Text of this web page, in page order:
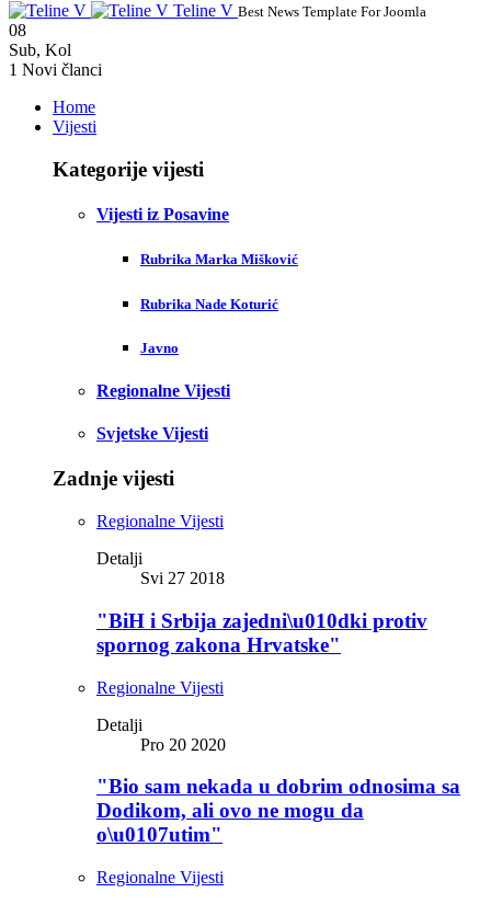
Teline V Best News Template For Joomla
08
Sub, Kol
1 Novi članci
Home
Vijesti
Kategorije vijesti
Vijesti iz Posavine
Rubrika Marka Mišković
Rubrika Nade Koturić
Javno
Regionalne Vijesti
Svjetske Vijesti
Zadnje vijesti
Regionalne Vijesti
Detalji
Svi 27 2018
"BiH i Srbija zajedni\u010dki protiv
spornog zakona Hrvatske"
Regionalne Vijesti
Detalji
Pro 20 2020
"Bio sam nekada u dobrim odnosima sa
Dodikom, ali ovo ne mogu da
o\u0107utim"
Regionalne Vijesti